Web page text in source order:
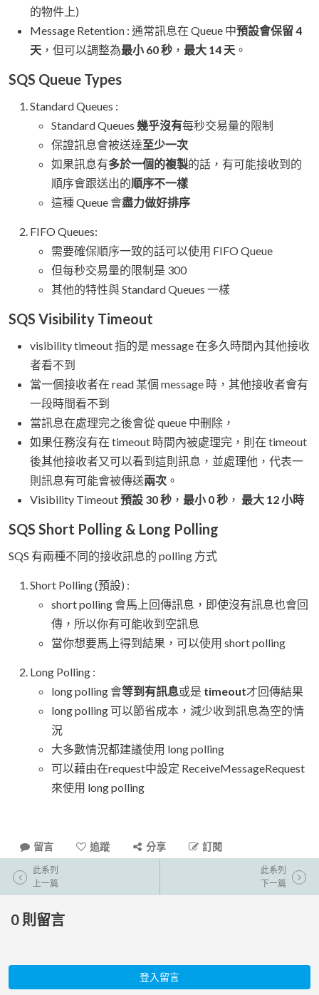
的物件上)
Message Retention : 通常訊息在 Queue 中預設會保留 4
天 ，但可以調整為最小 60 秒 ， 最大 14 天 。
SQS Queue Types
Standard Queues :
Standard Queues 幾乎沒有每秒交易量的限制
保證訊息會被送達至少一次
如果訊息有多於一個的複製的話，有可能接收到的
順序會跟送出的順序不一樣
這種 Queue 會盡力做好排序
FIFO Queues:
需要確保順序一致的話可以使用 FIFO Queue
但每秒交易量的限制是 300
其他的特性與 Standard Queues 一樣
SQS Visibility Timeout
visibility timeout 指的是 message 在多久時間內其他接收
者看不到
當一個接收者在 read 某個 message 時，其他接收者會有
一段時間看不到
當訊息在處理完之後會從 queue 中刪除，
如果任務沒有在 timeout 時間內被處理完，則在 timeout
後其他接收者又可以看到這則訊息，並處理他，代表一
則訊息有可能會被傳送兩次 。
Visibility Timeout預設 30 秒 ， 最小 0 秒 ， 最大 12 小時
SQS Short Polling & Long Polling
SQS 有兩種不同的接收訊息的 polling 方式
Short Polling (預設) :
short polling 會馬上回傳訊息，即使沒有訊息也會回
傳，所以你有可能收到空訊息
當你想要馬上得到結果，可以使用 short polling
Long Polling :
long polling 會等到有訊息或是 timeout才回傳結果
long polling 可以節省成本，減少收到訊息為空的情
況
大多數情況都建議使用 long polling
可以藉由在request中設定 ReceiveMessageRequest
來使用 long polling
留言 追蹤 分享 訂閱
此系列
上一篇
此系列
下一篇
0 則留言
登入留言